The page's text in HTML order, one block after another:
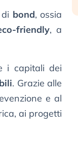
bond, ossia
friendly, a
i capitali dei
. Grazie alle
e al
ai progetti